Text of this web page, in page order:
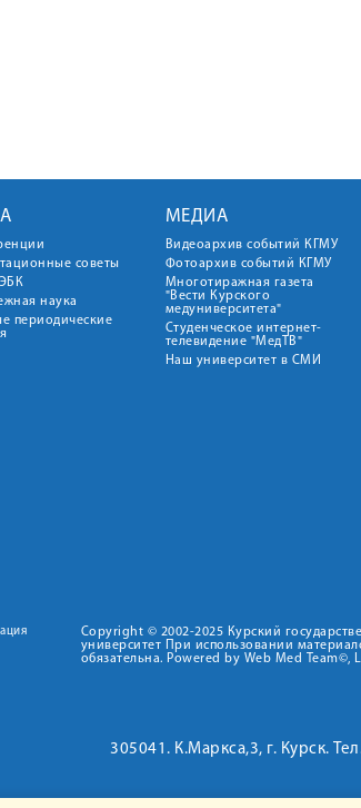
советы
наука
периодические
МЕДИА
Видеоархив событий КГМУ
Фотоархив событий КГМУ
Многотиражная газета
"Вести Курского
медуниверситета"
Студенческое интернет-
телевидение "МедТВ"
Наш университет в СМИ
Copyright © 2002-2025 Курский
университет При использовании
обязательна. Powered by Web Med Team©,
305041. К.Маркса,3, г. Курск.